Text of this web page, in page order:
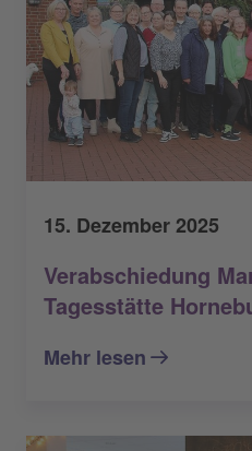
15. Dezember 2025
Verabschiedung
Tagesstätte
Mehr lesen